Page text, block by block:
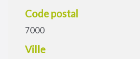
Code postal
7000
Ville